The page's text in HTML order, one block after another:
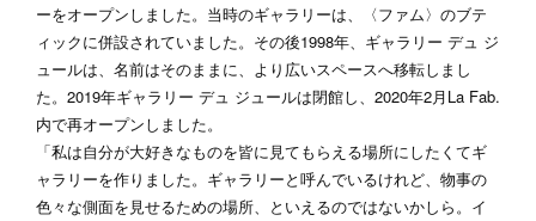
ーをオープンしました。当時のギャラリーは、〈ファム〉のブテ
ィックに併設されていました。その後1998年、ギャラリー デュ ジ
ュールは、名前はそのままに、より広いスペースへ移転しまし
た。2019年ギャラリー デュ ジュールは閉館し、2020年2月La Fab.
内で再オープンしました。
「私は自分が大好きなものを皆に見てもらえる場所にしたくてギ
ャラリーを作りました。ギャラリーと呼んでいるけれど、物事の
色々な側面を見せるための場所、といえるのではないかしら。イ